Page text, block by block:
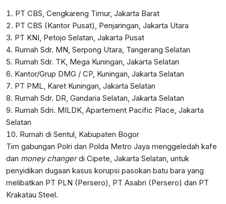
PT CBS, Cengkareng Timur, Jakarta Barat
PT CBS (Kantor Pusat), Penjaringan, Jakarta Utara
PT KNI, Petojo Selatan, Jakarta Pusat
Rumah Sdr. MN, Serpong Utara, Tangerang Selatan
Rumah Sdr. TK, Mega Kuningan, Jakarta Selatan
Kantor/Grup DMG / CP, Kuningan, Jakarta Selatan
PT PML, Karet Kuningan, Jakarta Selatan
Rumah Sdr. DR, Gandaria Selatan, Jakarta Selatan
Rumah Sdri. MILDK, Apartement Pacific Place, Jakarta
Selatan
Rumah di Sentul, Kabupaten Bogor
Tim gabungan Polri dan Polda Metro Jaya menggeledah kafe
dan money changerdi Cipete, Jakarta Selatan, untuk
penyidikan dugaan kasus korupsi pasokan batu bara yang
melibatkan PT PLN (Persero), PT Asabri (Persero) dan PT
Krakatau Steel.